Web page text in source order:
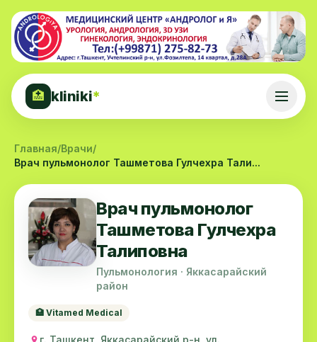
🏥 kliniki*
Главная/Врачи/
Врач пульмонолог Ташметова Гулчехра Тали...
Врач пульмонолог
Ташметова Гулчехра
Талиповна
Пульмонология · Яккасарайский
район
🏥 Vitamed Medical
г. Ташкент, Яккасарайский р-н, ул.